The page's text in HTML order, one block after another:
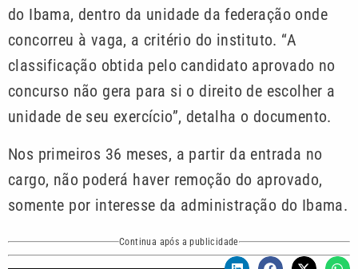
do Ibama, dentro da unidade da federação onde
concorreu à vaga, a critério do instituto. “A
classificação obtida pelo candidato aprovado no
concurso não gera para si o direito de escolher a
unidade de seu exercício”, detalha o documento.
Nos primeiros 36 meses, a partir da entrada no
cargo, não poderá haver remoção do aprovado,
somente por interesse da administração do Ibama.
Continua após a publicidade